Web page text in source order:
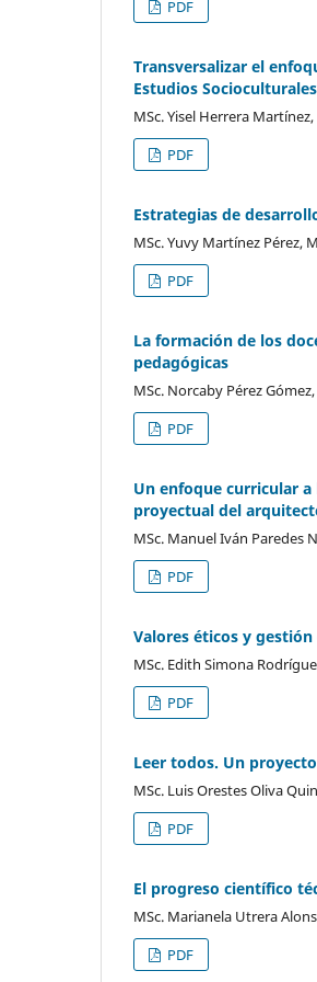
PDF
Transversalizar el
Estudios Socioculturales
MSc. Yisel Herrera
PDF
Estrategias de
MSc. Yuvy Martínez Pérez,
PDF
La formación de los
pedagógicas
MSc. Norcaby Pérez
PDF
Un enfoque curricular
proyectual del
MSc. Manuel Iván Paredes
PDF
Valores éticos y
MSc. Edith Simona
PDF
Leer todos. Un
MSc. Luis Orestes Oliva
PDF
El progreso científico
MSc. Marianela Utrera
PDF